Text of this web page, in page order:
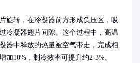
旋转，在冷凝器前方形成负压区，吸
冷凝器翅片间隙。这个过程中，高温
器中释放的热量被空气带走，完成相
加10%，制冷效率可提升约2-3%。